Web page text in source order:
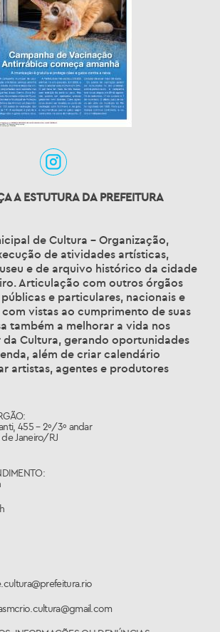
A ESTUTURA DA PREFEITURA
de Cultura – Organização,
de atividades artísticas,
e de arquivo histórico da cidade
Articulação com outros órgãos
e particulares, nacionais e
vistas ao cumprimento de suas
também a melhorar a vida nos
Cultura, gerando oportunidades
além de criar calendário
artistas, agentes e produtores
455 – 2º/3º andar
Janeiro/RJ